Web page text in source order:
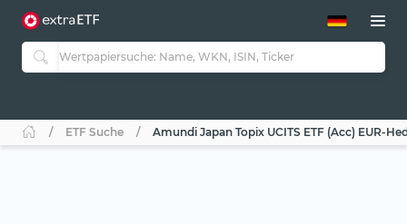
ETF-Guide 2.0
Guide Aktive ETFs
ETF-Sparpläne
ETF Suche Amundi Japan Topix UCITS ETF (Acc) EUR-